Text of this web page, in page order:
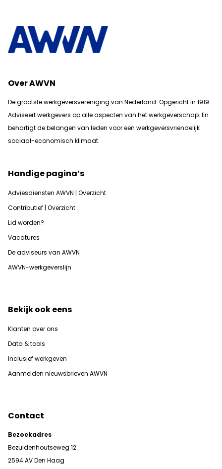
Over AWVN
De grootste werkgeversvereniging van Nederland. Opgericht in 1919.
Adviseert werkgevers op alle aspecten van het werkgeverschap. En
behartigt de belangen van leden voor een werkgeversvriendelijk
sociaal-economisch klimaat.
Handige pagina’s
Adviesdiensten AWVN | Overzicht
Contributief | Overzicht
Lid worden?
Vacatures
De adviseurs van AWVN
AWVN-werkgeverslijn
Bekijk ook eens
Klanten over ons
Data & tools
Inclusief werkgeven
Aanmelden nieuwsbrieven AWVN
Contact
Bezoekadres
Bezuidenhoutseweg 12
2594 AV Den Haag